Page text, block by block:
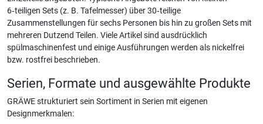
6‑teiligen Sets (z. B. Tafelmesser) über 30‑teilige
Zusammenstellungen für sechs Personen bis hin zu großen Sets mit
mehreren Dutzend Teilen. Viele Artikel sind ausdrücklich
spülmaschinenfest und einige Ausführungen werden als nickelfrei
bzw. rostfrei beschrieben.
Serien, Formate und ausgewählte Produkte
GRÄWE strukturiert sein Sortiment in Serien mit eigenen
Designmerkmalen: